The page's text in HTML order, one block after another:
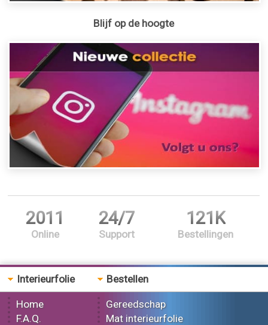
Blijf op de hoogte
2011
Online
24/7
Support
121K
Bestellingen
Interieurfolie
Home
F.A.Q.
Bestellen
Gereedschap
Mat interieurfolie